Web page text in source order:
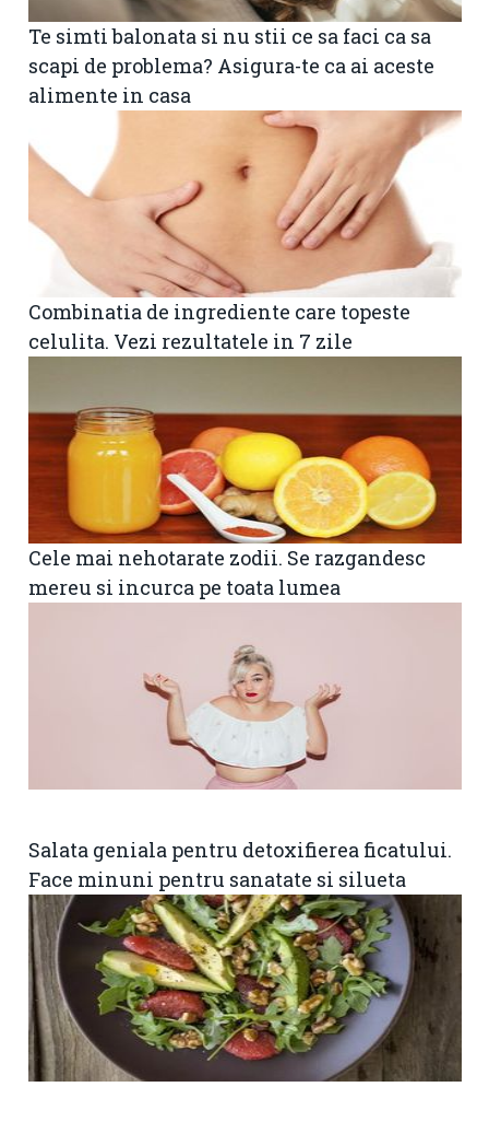
Te simti balonata si nu stii ce sa faci ca sa
scapi de problema? Asigura-te ca ai aceste
alimente in casa
Combinatia de ingrediente care topeste
celulita. Vezi rezultatele in 7 zile
Cele mai nehotarate zodii. Se razgandesc
mereu si incurca pe toata lumea
Salata geniala pentru detoxifierea ficatului.
Face minuni pentru sanatate si silueta